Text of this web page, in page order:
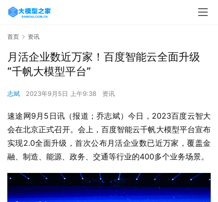
首页 资讯
月活企业数近万家！百度智能云全面升级
“千帆大模型平台”
志斌 2023年9月5日 上午9:38 资讯
速途网9月5日讯（报道；乔志斌）今日，2023百度云智大
会在北京正式召开。会上，百度智能云千帆大模型平台宣布
实现2.0全面升级，首次公布月活企业数已近万家，覆盖金
融、制造、能源、政务、交通等行业的400多个业务场景。